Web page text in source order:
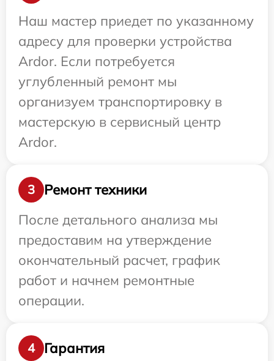
Наш мастер приедет по указанному
адресу для проверки устройства
Ardor. Если потребуется
углубленный ремонт мы
организуем транспортировку в
мастерскую в сервисный центр
Ardor.
3
Ремонт техники
После детального анализа мы
предоставим на утверждение
окончательный расчет, график
работ и начнем ремонтные
операции.
4 Гарантия